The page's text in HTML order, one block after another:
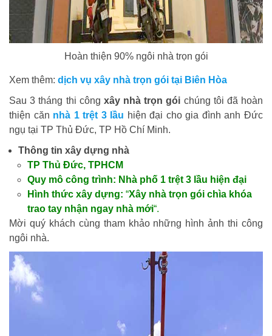
Hoàn thiện 90% ngôi nhà trọn gói
Xem thêm: dịch vụ xây nhà trọn gói tại Biên Hòa
Sau 3 tháng thi công xây nhà trọn gói chúng tôi đã hoàn
thiện căn nhà 1 trệt 3 lầu hiện đại cho gia đình anh Đức
ngụ tại TP Thủ Đức, TP Hồ Chí Minh.
Thông tin xây dựng nhà
TP Thủ Đức, TPHCM
Quy mô công trình: Nhà phố 1 trệt 3 lầu hiện đại
Hình thức xây dựng: “Xây nhà trọn gói chìa khóa
trao tay nhận ngay nhà mới“.
Mời quý khách cùng tham khảo những hình ảnh thi công
ngôi nhà.